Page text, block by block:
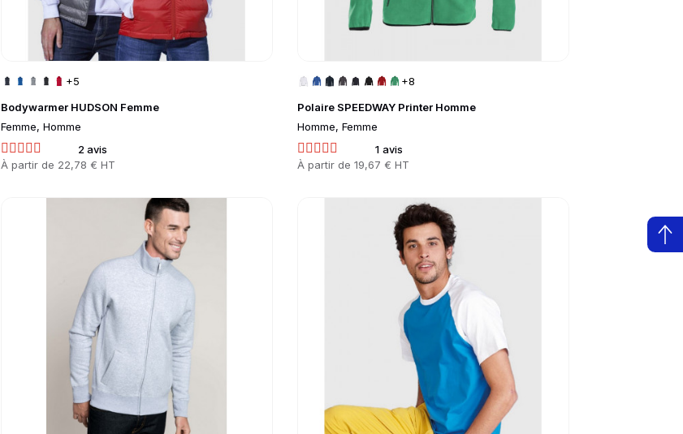
Bodywarmer HUDSON Femme
Femme, Homme
2 avis
Prix
À partir de 22,78 € HT
+5
Polaire SPEEDWAY Printer Homme
Homme, Femme
1 avis
Prix
À partir de19,67 € HT
+8
Go to product page